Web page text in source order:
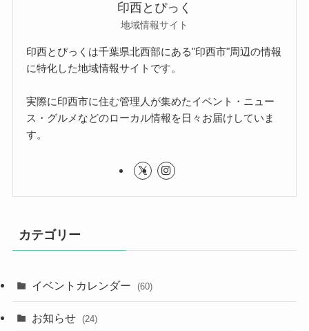
印西とぴっく
地域情報サイト
印西とぴっくは千葉県北西部にある"印西市"周辺の情報
に特化した地域情報サイトです。
実際に印西市に住む管理人が集めたイベント・ニュー
ス・グルメなどのローカル情報を日々お届けしていま
す。
カテゴリー
イベントカレンダー (60)
お知らせ (24)